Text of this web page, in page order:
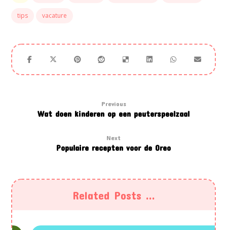
tips vacature
Previous
Wat doen kinderen op een peuterspeelzaal
Next
Populaire recepten voor de Oreo
Related Posts ...